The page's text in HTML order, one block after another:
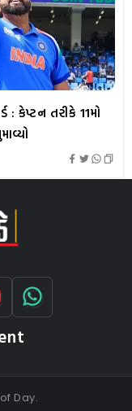
: કેપ્ટન તરીકે 11મો
Day.